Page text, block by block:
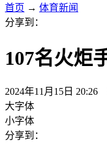
首页 → 体育新闻
分享到：
107名火炬
2024年11月15日 20:26
大字体
小字体
分享到：